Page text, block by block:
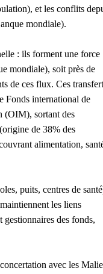
et les conflits
mondiale).
: ils forment une force
mondiale), soit près de
de ces flux. Ces
Fonds international de
(OIM), sortant des
de 38% des
alimentation,
puits, centres de
les liens
des fonds,
avec les